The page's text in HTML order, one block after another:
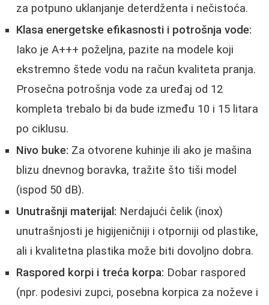
za potpuno uklanjanje deterdženta i nečistoća.
Klasa energetske efikasnosti i potrošnja vode:
Iako je A+++ poželjna, pazite na modele koji
ekstremno štede vodu na račun kvaliteta pranja.
Prosečna potrošnja vode za uređaj od 12
kompleta trebalo bi da bude između 10 i 15 litara
po ciklusu.
Nivo buke: Za otvorene kuhinje ili ako je mašina
blizu dnevnog boravka, tražite što tiši model
(ispod 50 dB).
Unutrašnji materijal: Nerdajući čelik (inox)
unutrašnjosti je higijeničniji i otporniji od plastike,
ali i kvalitetna plastika može biti dovoljno dobra.
Raspored korpi i treća korpa: Dobar raspored
(npr. podesivi zupci, posebna korpica za noževe i